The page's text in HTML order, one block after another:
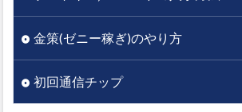
金策(ゼニー稼ぎ)のやり方
初回通信チップ